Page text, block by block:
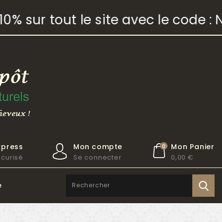
tout le site avec le code :
Mon Panier
0,00 €
0
Mon compte
Se connecter